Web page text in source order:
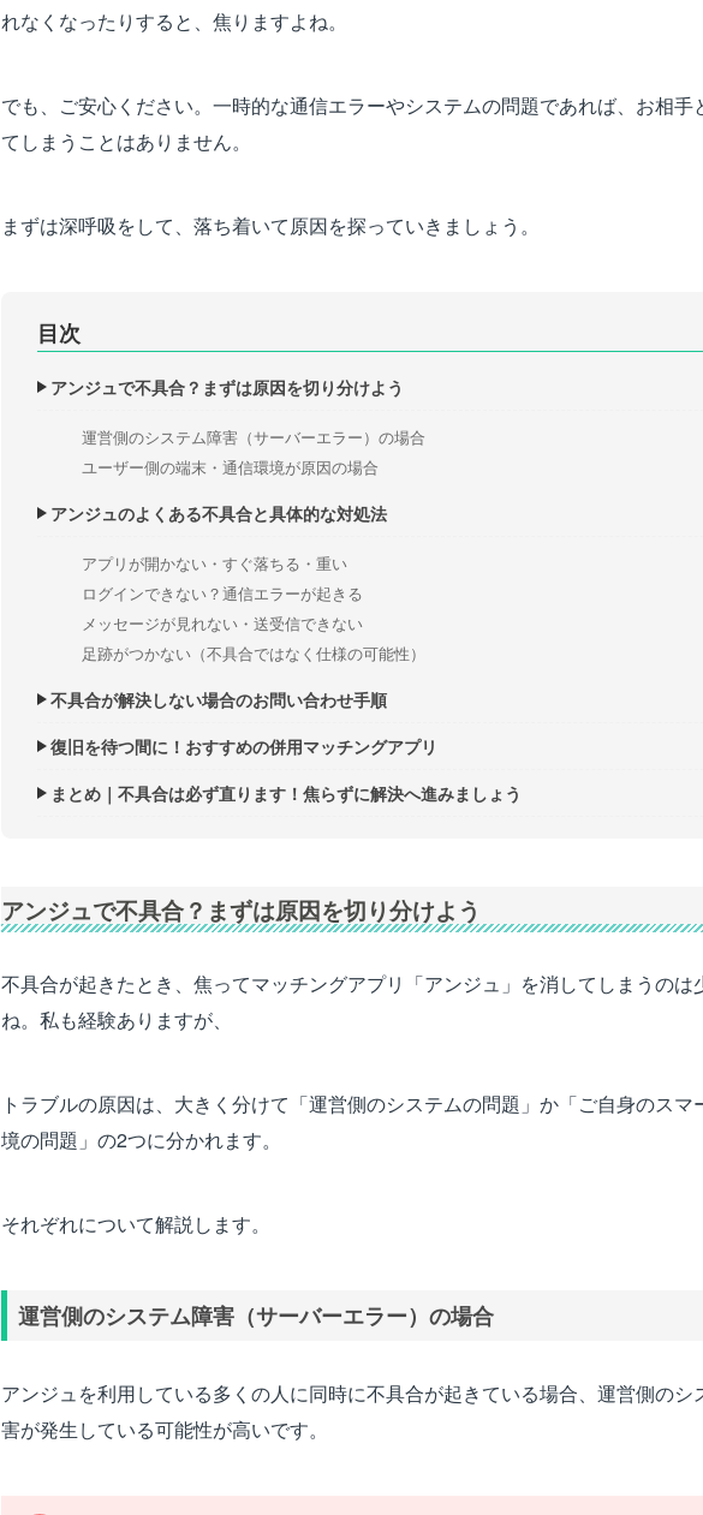
れなくなったりすると、焦りますよね。
でも、ご安心ください。一時的な通信エラーやシステムの問題であれば、お相手
てしまうことはありません。
まずは深呼吸をして、落ち着いて原因を探っていきましょう。
目次
アンジュで不具合？まずは原因を切り分けよう
運営側のシステム障害（サーバーエラー）の場合
ユーザー側の端末・通信環境が原因の場合
アンジュのよくある不具合と具体的な対処法
アプリが開かない・すぐ落ちる・重い
ログインできない？通信エラーが起きる
メッセージが見れない・送受信できない
足跡がつかない（不具合ではなく仕様の可能性）
不具合が解決しない場合のお問い合わせ手順
復旧を待つ間に！おすすめの併用マッチングアプリ
まとめ｜不具合は必ず直ります！焦らずに解決へ進みましょう
アンジュで不具合？まずは原因を切り分けよう
不具合が起きたとき、焦ってマッチングアプリ「アンジュ」を消してしまうのは
ね。私も経験ありますが、
トラブルの原因は、大きく分けて「運営側のシステムの問題」か「ご自身のスマ
境の問題」の2つに分かれます。
それぞれについて解説します。
運営側のシステム障害（サーバーエラー）の場合
アンジュを利用している多くの人に同時に不具合が起きている場合、運営側のシ
害が発生している可能性が高いです。